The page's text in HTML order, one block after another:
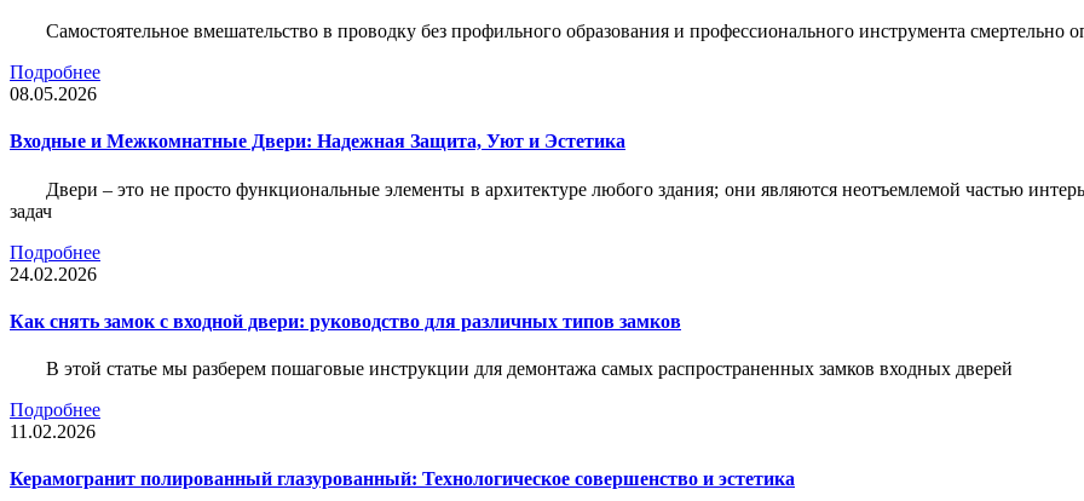
Самостоятельное вмешательство в проводку без профильного образования и профессионального инструмента смертельно
Подробнее
08.05.2026
Входные и Межкомнатные Двери: Надежная Защита, Уют и Эстетика
Двери – это не просто функциональные элементы в архитектуре любого здания; они являются неотъемлемой частью
задач
Подробнее
24.02.2026
Как снять замок с входной двери: руководство для различных типов замков
В этой статье мы разберем пошаговые инструкции для демонтажа самых распространенных замков входных дверей
Подробнее
11.02.2026
Керамогранит полированный глазурованный: Технологическое совершенство и эстетика